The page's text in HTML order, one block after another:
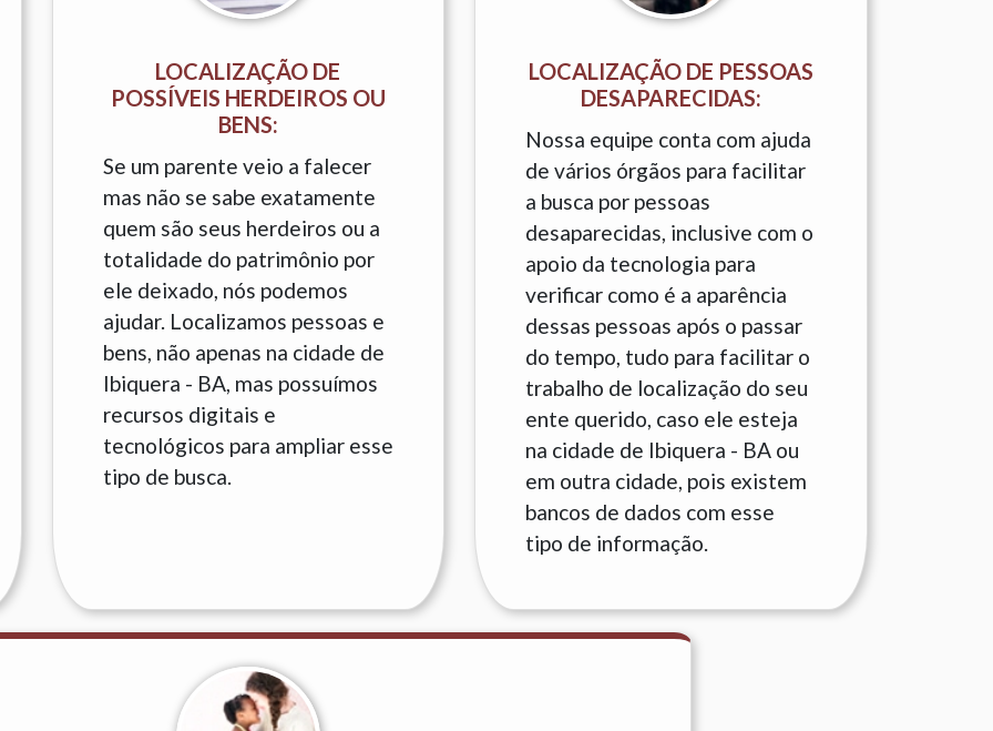
LOCALIZAÇÃO DE
POSSÍVEIS HERDEIROS OU
BENS:
Se um parente veio a falecer
mas não se sabe exatamente
quem são seus herdeiros ou a
totalidade do patrimônio por
ele deixado, nós podemos
ajudar. Localizamos pessoas e
bens, não apenas na cidade de
Ibiquera - BA, mas possuímos
recursos digitais e
tecnológicos para ampliar esse
tipo de busca.
LOCALIZAÇÃO DE PESSOAS
DESAPARECIDAS:
Nossa equipe conta com ajuda
de vários órgãos para facilitar
a busca por pessoas
desaparecidas, inclusive com o
apoio da tecnologia para
verificar como é a aparência
dessas pessoas após o passar
do tempo, tudo para facilitar o
trabalho de localização do seu
ente querido, caso ele esteja
na cidade de Ibiquera - BA ou
em outra cidade, pois existem
bancos de dados com esse
tipo de informação.